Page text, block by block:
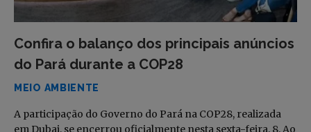
Confira o balanço dos principais anúncios
do Pará durante a COP28
MEIO AMBIENTE
A participação do Governo do Pará na COP28, realizada
em Dubai, se encerrou oficialmente nesta sexta-feira, 8. Ao